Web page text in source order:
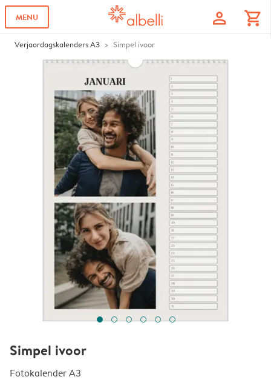
MENU profile shopping_cart
Verjaardagskalenders A3 Simpel ivoor
Simpel ivoor
Fotokalender A3